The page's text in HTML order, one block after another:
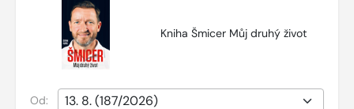
Kniha Šmicer Můj druhý život
Od: